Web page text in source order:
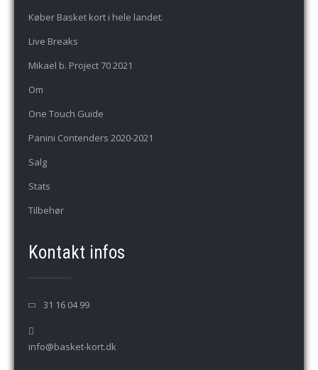
Køber Basket kort i hele landet.
Live Breaks
Mikael b. Project 70 2021
Om
One Touch Guide
Panini Contenders 2020-2021
Salg
Stats
Tilbehør
Kontakt infos
31 16 04 99
info@basket-kort.dk